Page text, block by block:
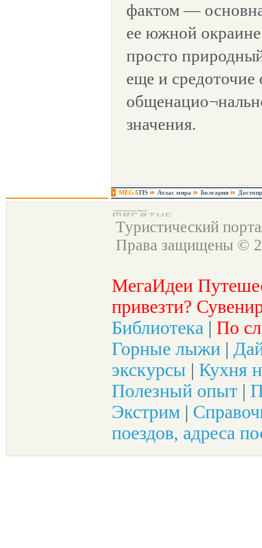
фактом —
ее южной
просто
еще и средоточие
значения.
MEGATIS Атлас мира Болгария
Туристический
Права защищены ©
МегаИдеи
привезти?
Библиотека | По
Горные лыжи |
экскурсы | Кухня
Полезный опыт |
Экстрим |
поездов, адреса